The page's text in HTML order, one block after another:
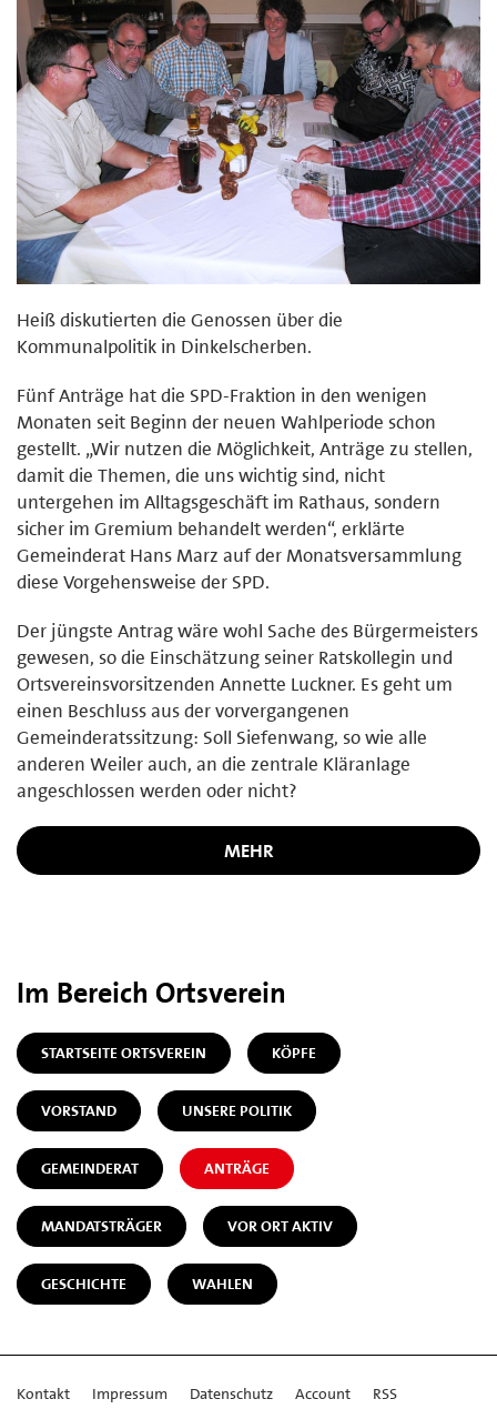
Heiß diskutierten die Genossen über die
Kommunalpolitik in Dinkelscherben.
Fünf Anträge hat die SPD-Fraktion in den wenigen
Monaten seit Beginn der neuen Wahlperiode schon
gestellt. „Wir nutzen die Möglichkeit, Anträge zu stellen,
damit die Themen, die uns wichtig sind, nicht
untergehen im Alltagsgeschäft im Rathaus, sondern
sicher im Gremium behandelt werden“, erklärte
Gemeinderat Hans Marz auf der Monatsversammlung
diese Vorgehensweise der SPD.
Der jüngste Antrag wäre wohl Sache des Bürgermeisters
gewesen, so die Einschätzung seiner Ratskollegin und
Ortsvereinsvorsitzenden Annette Luckner. Es geht um
einen Beschluss aus der vorvergangenen
Gemeinderatssitzung: Soll Siefenwang, so wie alle
anderen Weiler auch, an die zentrale Kläranlage
angeschlossen werden oder nicht?
MEHR
Im Bereich Ortsverein
STARTSEITE ORTSVEREIN KÖPFE
VORSTAND UNSERE POLITIK
GEMEINDERAT ANTRÄGE
MANDATSTRÄGER VOR ORT AKTIV
GESCHICHTE WAHLEN
Kontakt Impressum Datenschutz Account RSS